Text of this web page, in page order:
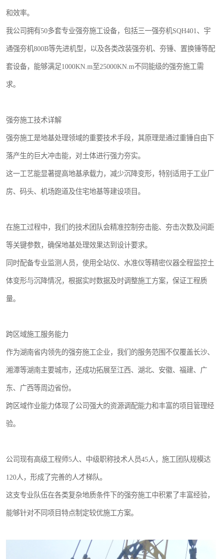
和效率。
我公司拥有50多套专业强夯施工设备，包括三一强夯机SQH401、宇
通强夯机800B等先进机型，以及各类改装强夯机、夯锤、置换锤等配
套设备，能够满足1000KN.m至25000KN.m不同能级的强夯施工需
求。
强夯施工技术详解
强夯施工是地基处理领域的重要技术手段，其原理是通过重锤自由下
落产生的巨大冲击能，对土体进行强力夯实。
这一工艺能显著提高地基承载力，减少沉降变形，特别适用于工业厂
房、码头、机场跑道及住宅地基等建设项目。
在施工过程中，我们的技术团队会精准控制夯击能、夯击次数及间距
等关键参数，确保地基处理效果达到设计要求。
同时配备专业监测人员，使用全站仪、水准仪等精密仪器全程监控土
体变形与沉降情况，根据实时数据及时调整施工方案，保证工程质
量。
跨区域施工服务能力
作为湖南省内领先的强夯施工企业，我们的服务范围不仅覆盖长沙、
湘潭等湖南主要城市，还成功拓展至江西、湖北、安徽、福建、广
东、广西等周边省份。
跨区域作业能力体现了公司强大的资源调配能力和丰富的项目管理经
验。
公司现有高级工程师5人、中级职称技术人员45人，施工团队规模达
120人，形成了完善的人才梯队。
这支专业队伍在各类复杂地质条件下的强夯施工中积累了丰富经验，
能够针对不同项目特点制定较优施工方案。